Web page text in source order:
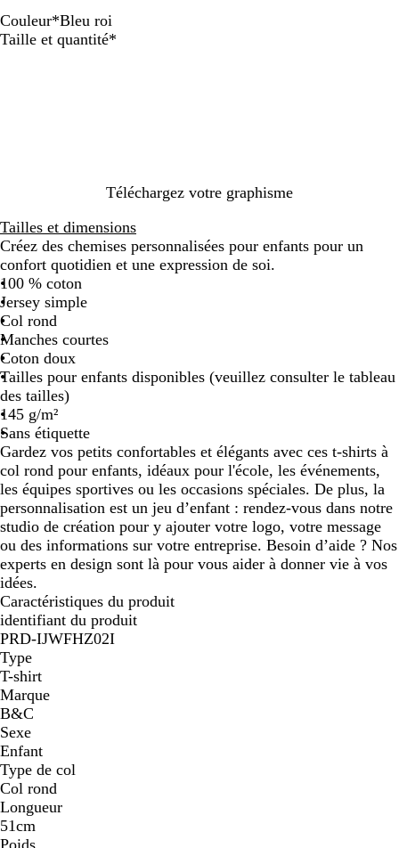
Couleur*Bleu roi
B
B
N
V
B
R
F
O
O
B
Taille et quantité*
Téléchargez votre graphisme
Tailles et dimensions
Créez des chemises personnalisées pour enfants pour un
confort quotidien et une expression de soi.
100 % coton
Jersey simple
Col rond
Manches courtes
Coton doux
Tailles pour enfants disponibles (veuillez consulter le tableau
des tailles)
145 g/m²
Sans étiquette
Gardez vos petits confortables et élégants avec ces t-shirts à
col rond pour enfants, idéaux pour l'école, les événements,
les équipes sportives ou les occasions spéciales. De plus, la
personnalisation est un jeu d’enfant : rendez-vous dans notre
studio de création pour y ajouter votre logo, votre message
ou des informations sur votre entreprise. Besoin d’aide ? Nos
experts en design sont là pour vous aider à donner vie à vos
idées.
Caractéristiques du produit
identifiant du produit
PRD-IJWFHZ02I
Type
T-shirt
Marque
B&C
Sexe
Enfant
Type de col
Col rond
Longueur
51cm
Poids